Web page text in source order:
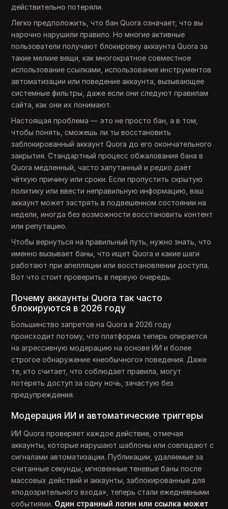
действительно потеряли.
Легко предположить, что бан Quora означает, что вы
нарочно нарушили правило. Но многие активные
пользователи получают блокировку аккаунта Quora за
такие мелкие вещи, как многократное совместное
использование ссылками, использование инструментов
автоматизации или поведение аккаунта, вызывающее
системные фильтры, даже если они следуют правилам
сайта, как они их понимают.
Настоящая проблема — это не просто бан, а в том,
чтобы понять, сможешь ли ты восстановить
заблокированный аккаунт Quora до его окончательного
закрытия. Стандартный процесс обжалования бана в
Quora медленный, часто запутанный и редко даёт
чёткую причину или сроки. Если пропустить скрытую
политику или ввести неправильную информацию, ваш
аккаунт может застрять в подвешенном состоянии на
недели, иногда без возможности восстановить контент
или репутацию.
Чтобы вернуться на правильный путь, нужно знать, что
именно вызывает баны, что ищет Quora и какие шаги
работают при апелляции или восстановлении доступа.
Вот что стоит проверить в первую очередь.
Почему аккаунты Quora так часто
блокируются в 2026 году
Большинство запретов на Quora в 2026 году
происходит потому, что платформа теперь опирается
на агрессивную модерацию на основе ИИ и более
строгое обнаружение «необычного» поведения. Даже
те, кто считает, что соблюдает правила, могут
потерять доступ за одну ночь, зачастую без
предупреждения.
Модерация ИИ и автоматические триггеры
ИИ Quora проверяет каждое действие, отмечая
аккаунты, которые нарушают шаблоны или совпадают с
сигналами автоматизации. Публикации, удаляемые за
считанные секунды, мгновенные теневые баны после
массовых действий и аккаунты, заблокированные для
«подозрительного входа», теперь стали ежедневными
событиями. Один странный логин или ссылка может